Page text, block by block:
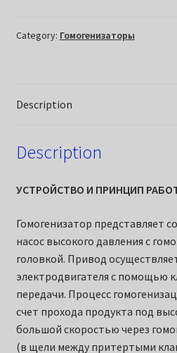
Category: Гомогенизаторы
Description
Description
УСТРОЙСТВО И ПРИНЦИП
Гомогенизатор представляет
насос высокого давления с
головкой. Привод
электродвигателя с помощью
передачи. Процесс
счет прохода продукта под
большой скоростью через
(в щели между притертыми